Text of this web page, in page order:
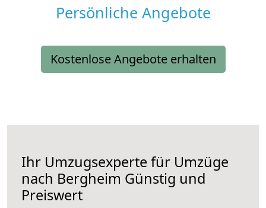
Persönliche Angebote
Kostenlose Angebote erhalten
Ihr Umzugsexperte für Umzüge
nach Bergheim Günstig und
Preiswert